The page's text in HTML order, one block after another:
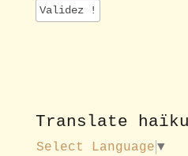
i
l
o
u
s
Translate haïku
Select Language ▼